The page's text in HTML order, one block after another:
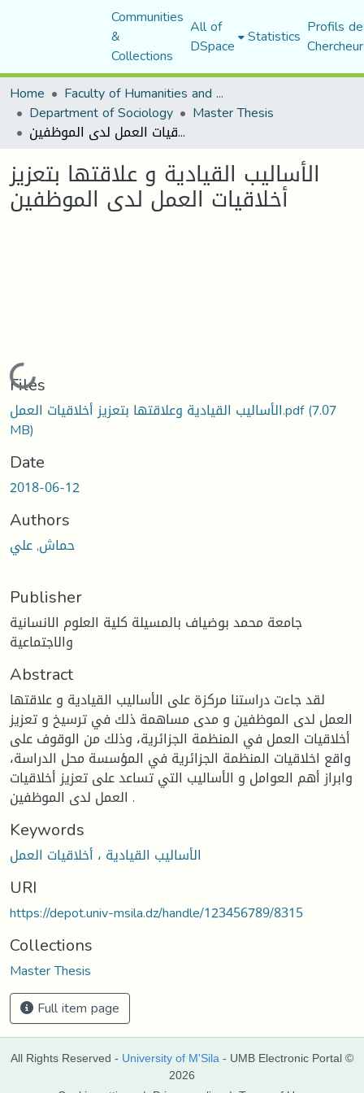
Communities
&
Collections
All of
DSpace Statistics Profils
Home
Faculty of Humanities and Social Sciences
Department of Sociology Master Thesis
الأساليب القيادية و علاقتها بتعزيز أخلاقيات العمل لدى الموظفين
الأساليب القيادية و علاقتها بتعزيز
أخلاقيات العمل لدى الموظفين
Loading...
Files
الأساليب القيادية وعلاقتها بتعزيز أخلاقيات العمل.pdf(7.07
MB)
Date
2018-06-12
Authors
حماش, علي
Publisher
جامعة محمد بوضياف بالمسيلة كلية العلوم الانسانية
والاجتماعية
Abstract
لقد جاءت دراستنا مركزة على الأساليب القيادية و علاقتها
العمل لدى الموظفين و مدى مساهمة ذلك في ترسيخ و تعزيز
أخلاقيات العمل في المنظمة الجزائرية، وذلك من الوقوف على
واقع اخلاقيات المنظمة الجزائرية في المؤسسة محل الدراسة،
وابراز أهم العوامل و الأساليب التي تساعد على تعزيز أخلاقيات
العمل لدى الموظفين .
Keywords
الأساليب القيادية ، أخلاقيات العمل
URI
https://depot.univ-msila.dz/handle/123456789/8315
Collections
Master Thesis
Full item page
All Rights Reserved - University of M'Sila - UMB Electronic Portal ©
2026